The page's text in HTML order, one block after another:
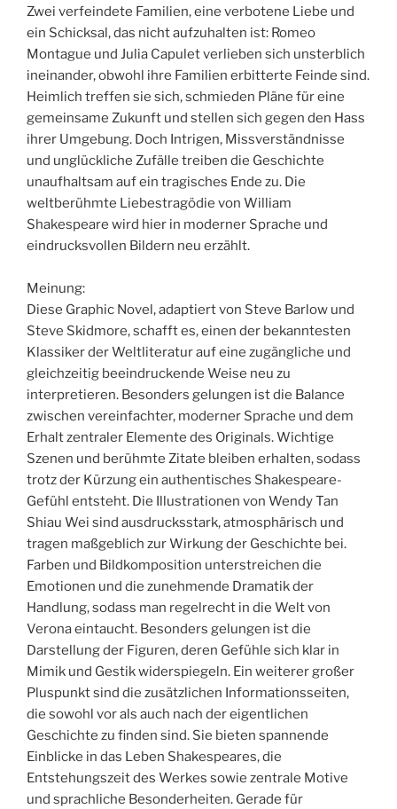
Zwei verfeindete Familien, eine verbotene Liebe und
ein Schicksal, das nicht aufzuhalten ist: Romeo
Montague und Julia Capulet verlieben sich unsterblich
ineinander, obwohl ihre Familien erbitterte Feinde sind.
Heimlich treffen sie sich, schmieden Pläne für eine
gemeinsame Zukunft und stellen sich gegen den Hass
ihrer Umgebung. Doch Intrigen, Missverständnisse
und unglückliche Zufälle treiben die Geschichte
unaufhaltsam auf ein tragisches Ende zu. Die
weltberühmte Liebestragödie von William
Shakespeare wird hier in moderner Sprache und
eindrucksvollen Bildern neu erzählt.
Meinung:
Diese Graphic Novel, adaptiert von Steve Barlow und
Steve Skidmore, schafft es, einen der bekanntesten
Klassiker der Weltliteratur auf eine zugängliche und
gleichzeitig beeindruckende Weise neu zu
interpretieren. Besonders gelungen ist die Balance
zwischen vereinfachter, moderner Sprache und dem
Erhalt zentraler Elemente des Originals. Wichtige
Szenen und berühmte Zitate bleiben erhalten, sodass
trotz der Kürzung ein authentisches Shakespeare-
Gefühl entsteht. Die Illustrationen von Wendy Tan
Shiau Wei sind ausdrucksstark, atmosphärisch und
tragen maßgeblich zur Wirkung der Geschichte bei.
Farben und Bildkomposition unterstreichen die
Emotionen und die zunehmende Dramatik der
Handlung, sodass man regelrecht in die Welt von
Verona eintaucht. Besonders gelungen ist die
Darstellung der Figuren, deren Gefühle sich klar in
Mimik und Gestik widerspiegeln. Ein weiterer großer
Pluspunkt sind die zusätzlichen Informationsseiten,
die sowohl vor als auch nach der eigentlichen
Geschichte zu finden sind. Sie bieten spannende
Einblicke in das Leben Shakespeares, die
Entstehungszeit des Werkes sowie zentrale Motive
und sprachliche Besonderheiten. Gerade für